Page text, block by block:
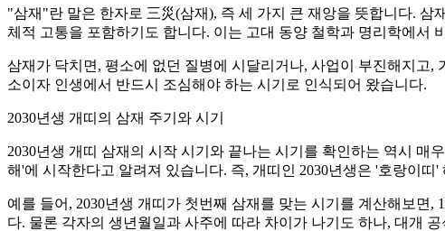
"삼재"란 말은 한자로 三災(삼재), 즉 세 가지 큰 재앙을 뜻합니다. 삼
체적 고통을 포함하기도 합니다. 이는 고대 동양 철학과 명리학에서
삼재가 닥치면, 평소에 없던 질병에 시달리거나, 사업이 부진해지고
소이자 인생에서 반드시 조심해야 하는 시기로 인식되어 왔습니다.
2030년생 개띠의 삼재 주기와 시기
2030년생 개띠 삼재의 시작 시기와 끝나는 시기를 확인하는 역시 매
해'에 시작한다고 알려져 있습니다. 즉, 개띠인 2030년생은 '호랑이띠
예를 들어, 2030년생 개띠가 첫번째 삼재를 맞는 시기를 계산해보면,
다. 물론 각자의 생년월일과 사주에 따라 차이가 나기도 하나, 대개